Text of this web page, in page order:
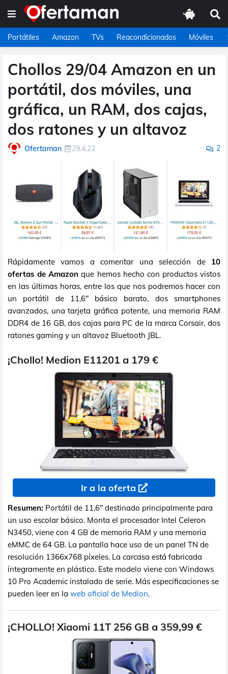
Portátiles Amazon TVs Reacondicionados Móviles
Chollos 29/04 Amazon en un
portátil, dos móviles, una
gráfica, un RAM, dos cajas,
dos ratones y un altavoz
Ofertaman 29.4.22 2
Rápidamente vamos a comentar una selección de 10
ofertas de Amazon que hemos hecho con productos vistos
en las últimas horas, entre los que nos podremos hacer con
un portátil de 11,6" básico barato, dos smartphones
avanzados, una tarjeta gráfica potente, una memoria RAM
DDR4 de 16 GB, dos cajas para PC de la marca Corsair, dos
ratones gaming y un altavoz Bluetooth JBL.
¡Chollo! Medion E11201 a 179 €
Ir a la oferta
Resumen: Portátil de 11,6" destinado principalmente para
un uso escolar básico. Monta el procesador Intel Celeron
N3450, viene con 4 GB de memoria RAM y una memoria
eMMC de 64 GB. La pantalla hace uso de un panel TN de
resolución 1366x768 píxeles. La carcasa está fabricada
íntegramente en plástico. Este modelo viene con Windows
10 Pro Academic instalado de serie. Más especificaciones se
pueden leer en la web oficial de Medion.
¡CHOLLO! Xiaomi 11T 256 GB a 359,99 €